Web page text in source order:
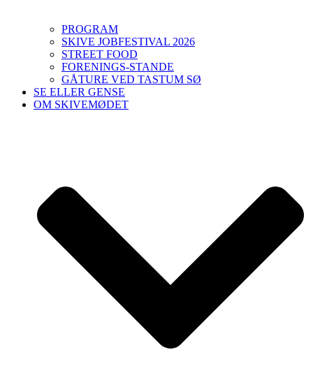
PROGRAM
SKIVE JOBFESTIVAL 2026
STREET FOOD
FORENINGS-STANDE
GÅTURE VED TASTUM SØ
SE ELLER GENSE
OM SKIVEMØDET